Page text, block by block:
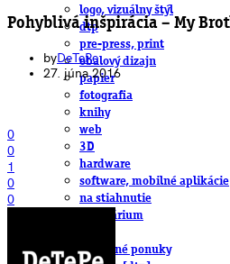
logo, vizuálny štýl
dtp
pre-press, print
obalový dizajn
papier
fotografia
knihy
web
3D
hardware
software, mobilné aplikácie
na stiahnutie
obludárium
pracovné ponuky
Pohyblivá inšpirácia – My
byDeTePe
27. júna 2016
0
0
1
0
0